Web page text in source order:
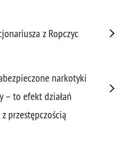
z Ropczyc
narkotyki
– to efekt działań
przestępczością